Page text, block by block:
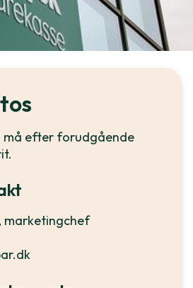
må efter forudgående
marketingchef